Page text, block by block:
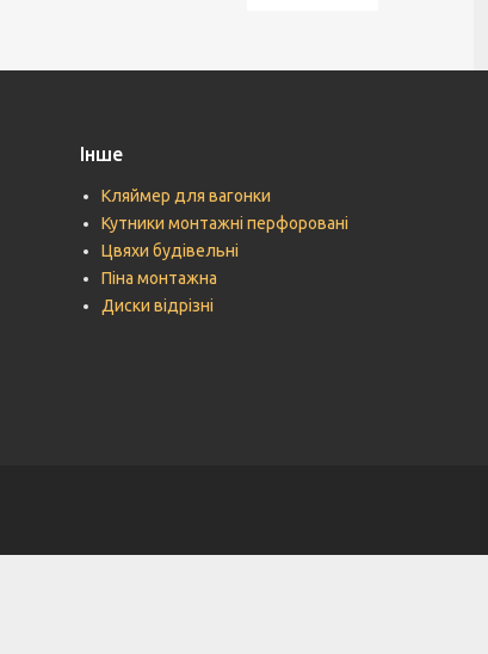
Інше
Кляймер для вагонки
Кутники монтажні перфоровані
Цвяхи будівельні
Піна монтажна
Диски відрізні